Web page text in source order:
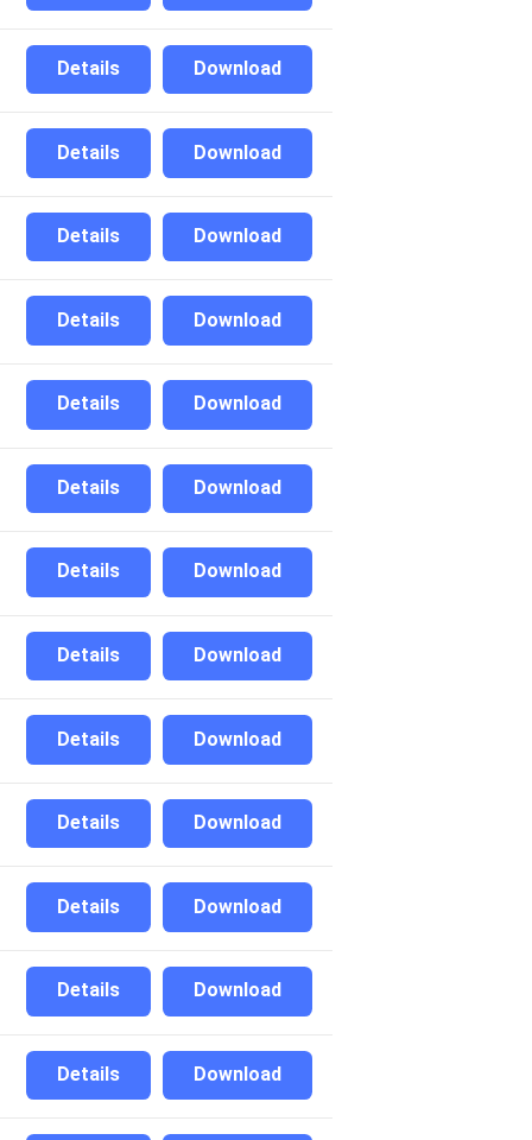
Download
Details
Download
Details
Download
Details
Download
Details
Download
Details
Download
Details
Download
Details
Download
Details
Download
Details
Download
Details
Download
Details
Download
Details
Download
Details